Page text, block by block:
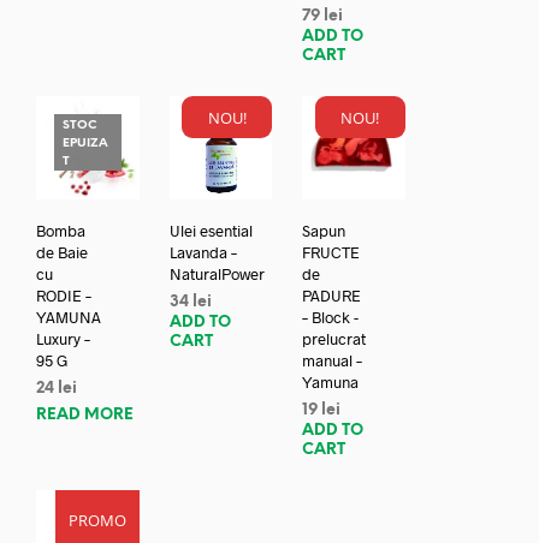
79 lei
ADD TO
CART
STOC
EPUIZA
T
Bomba
de Baie
cu
RODIE –
YAMUNA
Luxury –
95 G
24 lei
READ MORE
NOU!
Ulei esential
Lavanda –
NaturalPower
34 lei
ADD TO
CART
NOU!
Sapun
FRUCTE
de
PADURE
– Block -
prelucrat
manual –
Yamuna
19 lei
ADD TO
CART
PROMO